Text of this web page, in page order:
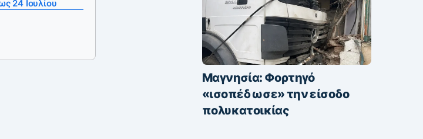
24 Ιουλίου
Μαγνησία: Φορτηγό
«ισοπέδωσε» την είσοδο
πολυκατοικίας